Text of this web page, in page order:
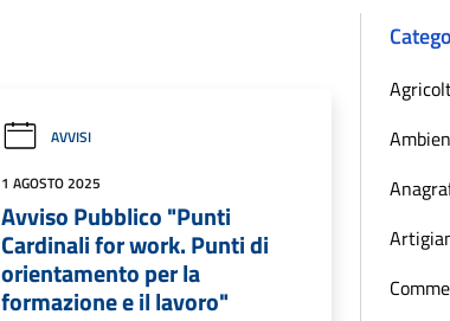
AVVISI
1 AGOSTO 2025
Avviso Pubblico "Punti
Cardinali for work. Punti di
orientamento per la
formazione e il lavoro"